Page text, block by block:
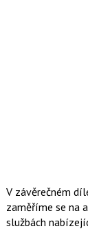
V závěrečném
zaměříme se na
službách